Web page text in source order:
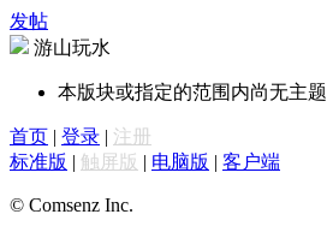
发帖
游山玩水
本版块或指定的范围内尚无主题
首页 | 登录 | 注册
标准版 | 触屏版 | 电脑版 | 客户端
© Comsenz Inc.